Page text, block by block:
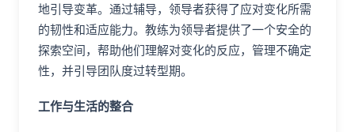
地引导变革。通过辅导，领导者获得了应对变化所需
的韧性和适应能力。教练为领导者提供了一个安全的
探索空间，帮助他们理解对变化的反应，管理不确定
性，并引导团队度过转型期。
工作与生活的整合